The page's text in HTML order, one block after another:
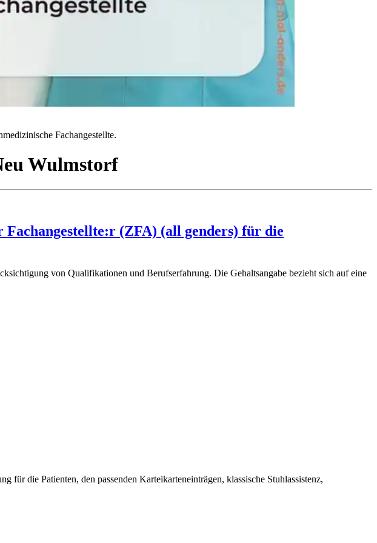
Fachangestellte.
Wulmstorf
(ZFA) (all genders) für die
von Qualifikationen und Berufs­erfahrung. Die Gehaltsangabe bezieht sich auf eine
die Patienten, den passenden Karteikarteneinträgen, klassische Stuhlassistenz,